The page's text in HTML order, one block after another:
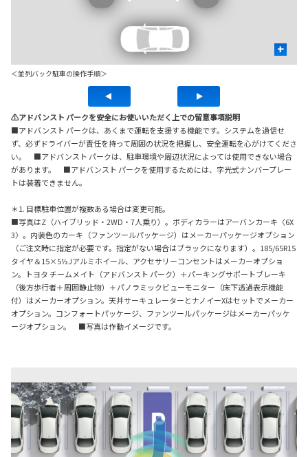
+
＜並列バック駐車の操作手順＞
⚠アドバンスト パークを安全にお使いいただく上での留意事項説明
■アドバンスト パークは、あくまで運転を支援する機能です。システムを過信せ
ず、必ずドライバーが責任を持って周囲の状況を把握し、安全運転を心がけてくださ
い。 ■アドバンスト パークは、駐車環境や周辺状況によっては使用できない場合
があります。 ■アドバンスト パークを使用するためには、字光式ナンバープレー
トは装着できません。
＊1. 目標駐車位置が複数ある場合は変更可能。
■写真はZ（ハイブリッド・2WD・7人乗り）。ボディカラーはアーバンカーキ〈6X
3〉。内装色のカーキ（ファンツールパッケージ）はメーカーパッケージオプション
（ご注文時に指定が必要です。指定がない場合はブラックになります）。185/65R15
タイヤ＆15×5½Jアルミホイール、アクセサリーコンセントはメーカーオプショ
ン。トヨタ チームメイト（アドバンスト パーク）＋パーキングサポートブレーキ
（後方歩行者＋周囲静止物）＋パノラミックビューモニター（床下透過表示機能
付）はメーカーオプション。天井サーキュレーターとナノイーXはセットでメーカー
オプション。コンフォートパッケージ、ファンツールパッケージはメーカーパッケ
ージオプション。 ■写真は作動イメージです。